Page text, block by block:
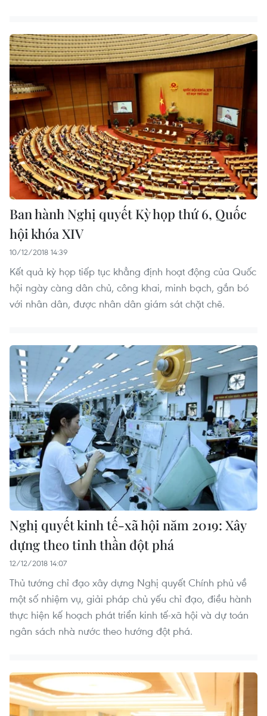
Ban hành Nghị quyết Kỳ họp thứ 6, Quốc
hội khóa XIV
10/12/2018 14:39
Kết quả kỳ họp tiếp tục khẳng định hoạt động của Quốc
hội ngày càng dân chủ, công khai, minh bạch, gắn bó
với nhân dân, được nhân dân giám sát chặt chẽ.
Nghị quyết kinh tế-xã hội năm 2019: Xây
dựng theo tinh thần đột phá
12/12/2018 14:07
Thủ tướng chỉ đạo xây dựng Nghị quyết Chính phủ về
một số nhiệm vụ, giải pháp chủ yếu chỉ đạo, điều hành
thực hiện kế hoạch phát triển kinh tế-xã hội và dự toán
ngân sách nhà nước theo hướng đột phá.